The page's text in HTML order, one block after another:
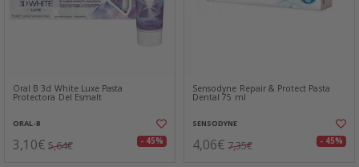
Oral B 3d White Luxe Pasta
Protectora Del Esmalt
ORAL-B
3,10€ 5,64€ - 45%
Sensodyne Repair & Protect Pasta
Dental 75 ml
SENSODYNE
4,06€ 7,35€ - 45%